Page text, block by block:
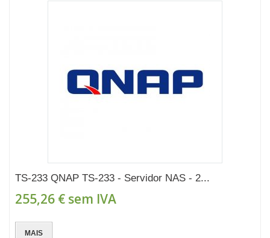
TS-233 QNAP TS-233 - Servidor NAS - 2...
255,26 € sem IVA
MAIS